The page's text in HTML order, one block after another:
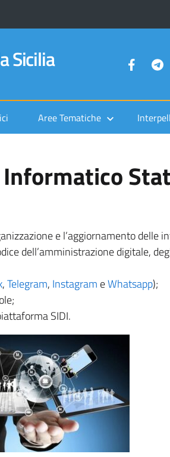
Sicilia
Aree Tematiche
e l’aggiornamento delle
dell’amministrazione digitale,
,Telegram, Instagram eWhatsapp);
SIDI.